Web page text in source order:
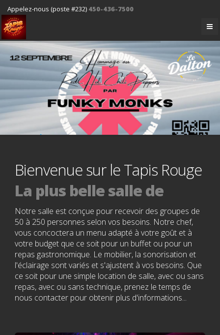
Appelez-nous (poste #232) 450-436-7500
Bienvenue sur le Tapis Rouge
La plus belle salle de
spectacle
dans les Laurentides !
La plus belle salle de
spectacle
Notre salle est conçue pour recevoir des groupes de
50 à 250 personnes selon vos besoins. Notre chef,
vous concoctera un menu adapté à votre goût et à
votre budget que ce soit pour un buffet ou pour un
repas gastronomique. Le mobilier, la sonorisation et
l'éclairage sont variés et s'ajustent à vos besoins. Que
ce soit pour une simple location de salle, avec ou sans
repas, avec ou sans technique, prenez le temps de
nous contacter pour obtenir plus d'informations...